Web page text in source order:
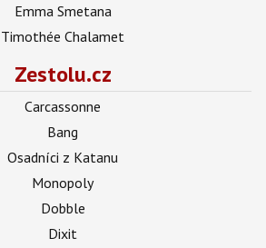
Emma Smetana
Timothée Chalamet
Zestolu.cz
Carcassonne
Bang
Osadníci z Katanu
Monopoly
Dobble
Dixit